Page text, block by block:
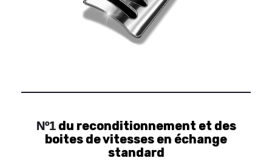
Nº1du reconditionnement et des
boites de vitesses en échange
standard